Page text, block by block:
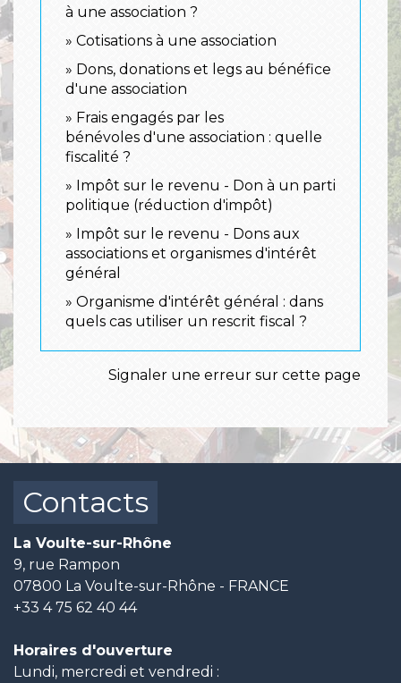
à une association ?
Cotisations à une association
Dons, donations et legs au bénéfice
d'une association
Frais engagés par les
bénévoles d'une association : quelle
fiscalité ?
Impôt sur le revenu - Don à un parti
politique (réduction d'impôt)
Impôt sur le revenu - Dons aux
associations et organismes d'intérêt
général
Organisme d'intérêt général : dans
quels cas utiliser un rescrit fiscal ?
Signaler une erreur sur cette page
Contacts
La Voulte-sur-Rhône
9, rue Rampon
07800 La Voulte-sur-Rhône - FRANCE
+33 4 75 62 40 44
Horaires d'ouverture
Lundi, mercredi et vendredi :